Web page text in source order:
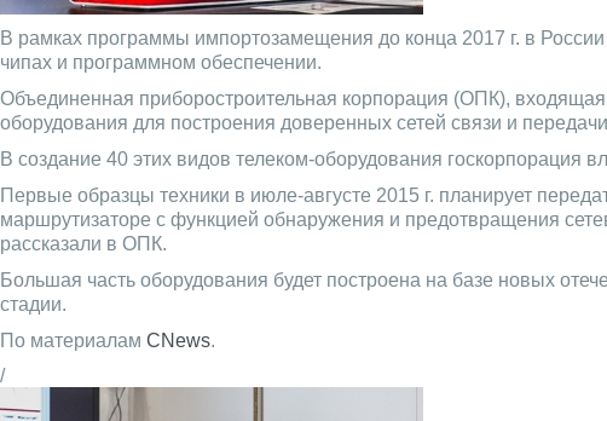
В рамках программы импортозамещения до конца 2017 г. в
чипах и программном обеспечении.
Объединенная приборостроительная корпорация (ОПК), входящая
оборудования для построения доверенных сетей связи и
В создание 40 этих видов телеком-оборудования госкорпорация
Первые образцы техники в июле-августе 2015 г. планирует
маршрутизаторе с функцией обнаружения и предотвращения
рассказали в ОПК.
Большая часть оборудования будет построена на базе новых
стадии.
По материалам CNews.
/